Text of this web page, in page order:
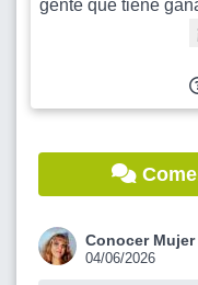
gente que tiene
Conocer Mujer
04/06/2026